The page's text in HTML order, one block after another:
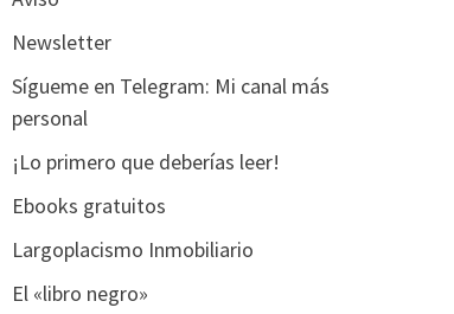
Newsletter
Sígueme en Telegram: Mi canal más
personal
¡Lo primero que deberías leer!
Ebooks gratuitos
Largoplacismo Inmobiliario
El «libro negro»